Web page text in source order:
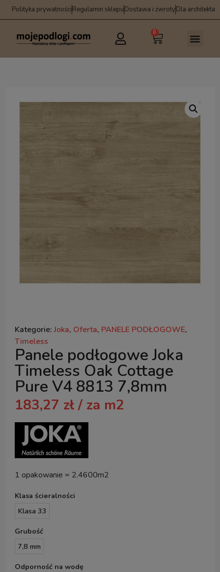
Polityka prywatnościRegulamin sklepuDostawa i zwrotyDla architekta
0
Kategorie:Joka, Oferta, PANELE PODŁOGOWE,
Timeless
Panele podłogowe Joka
Timeless Oak Cottage
Pure V4 8813 7,8mm
183,27 zł / za m2
1 opakowanie = 2.4600m2
Klasa ścieralności
Klasa 33
Grubość
7,8 mm
Odporność na wodę